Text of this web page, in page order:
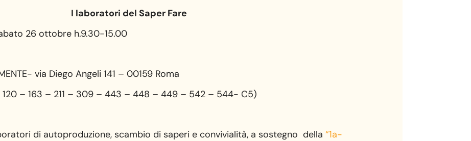
I laboratori del Saper Fare
h.9.30-15.00
via Diego Angeli 141 – 00159 Roma
120 – 163 – 211 – 309 – 443 – 448 – 449 – 542 – 544- C5)
di autoproduzione, scambio di saperi e convivialità, a sostegno della“1a-